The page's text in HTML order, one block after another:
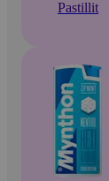
Pastillit